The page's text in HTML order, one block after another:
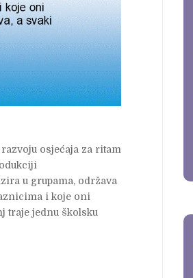
osjećaja za ritam
u grupama, održava
i koje oni
traje jednu školsku